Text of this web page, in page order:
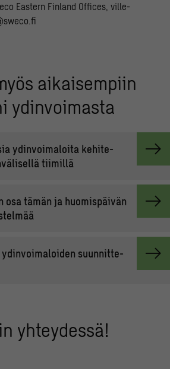
Eastern Finland Offices,ville-
ai­kai­sem­piin
ydin­voi­mas­ta
ydin­voi­ma­loi­ta ke­hi­te­
tii­mil­lä
osa tämän ja huo­mis­päi­vän
ydin­voi­ma­loi­den suun­nit­te­
yh­tey­des­sä!